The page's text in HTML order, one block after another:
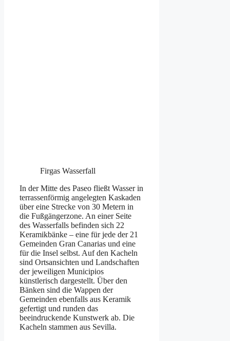
Firgas Wasserfall
In der Mitte des Paseo fließt Wasser in
terrassenförmig angelegten Kaskaden
über eine Strecke von 30 Metern in
die Fußgängerzone. An einer Seite
des Wasserfalls befinden sich 22
Keramikbänke – eine für jede der 21
Gemeinden Gran Canarias und eine
für die Insel selbst. Auf den Kacheln
sind Ortsansichten und Landschaften
der jeweiligen Municipios
künstlerisch dargestellt. Über den
Bänken sind die Wappen der
Gemeinden ebenfalls aus Keramik
gefertigt und runden das
beeindruckende Kunstwerk ab. Die
Kacheln stammen aus Sevilla.